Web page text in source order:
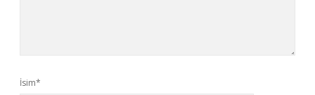
İsim*